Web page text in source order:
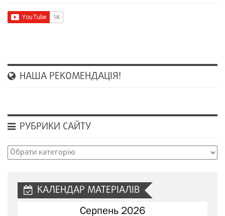
НАША РЕКОМЕНДАЦІЯ!
РУБРИКИ САЙТУ
Рубрики
КАЛЕНДАР МАТЕРІАЛІВ
Серпень 2026